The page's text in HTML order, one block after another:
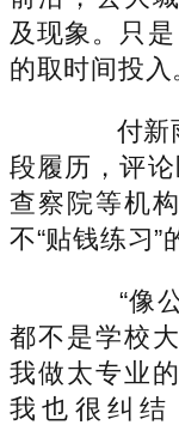
及现象。只
的取时间投入
付新雨
段履历，评论
查察院等机
不“贴钱练习”
“像公
都不是学校
我做太专业
我也很纠